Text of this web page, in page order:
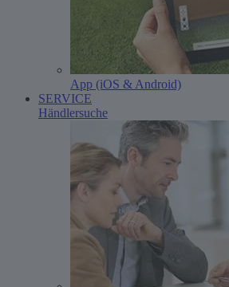
App (iOS & Android)
SERVICE
Händlersuche